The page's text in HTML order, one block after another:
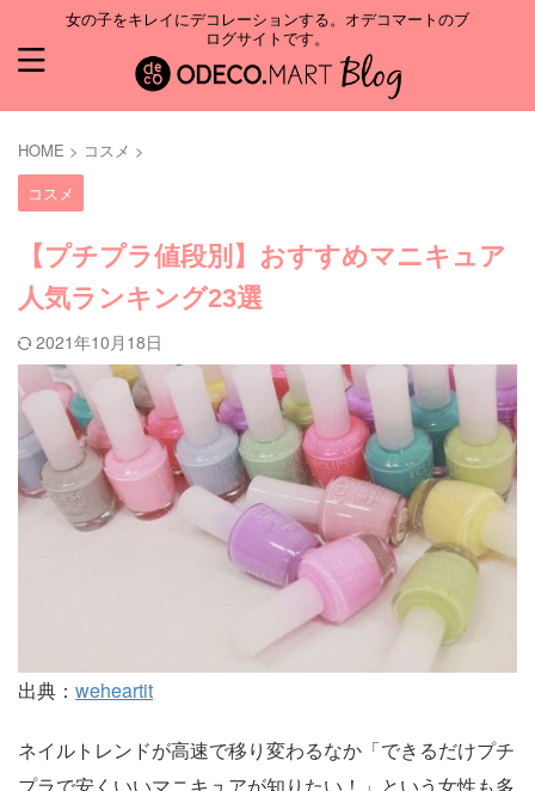
女の子をキレイにデコレーションする。オデコマートのブ
ログサイトです。
HOME > コスメ >
コスメ
【プチプラ値段別】おすすめマニキュア
人気ランキング23選
2021年10月18日
出典： weheartit
ネイルトレンドが高速で移り変わるなか「できるだけプチ